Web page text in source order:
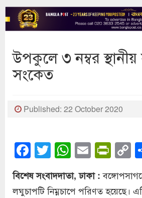
উপকুলে ৩ নম্বর
সংকেত
Published: 22 October 2020
Facebook
TwitterEmail
বিশেষ সংবাদদাতা, ঢাকা :
লঘুচাপটি নিম্নচাপে পরিণত হয়েছে।